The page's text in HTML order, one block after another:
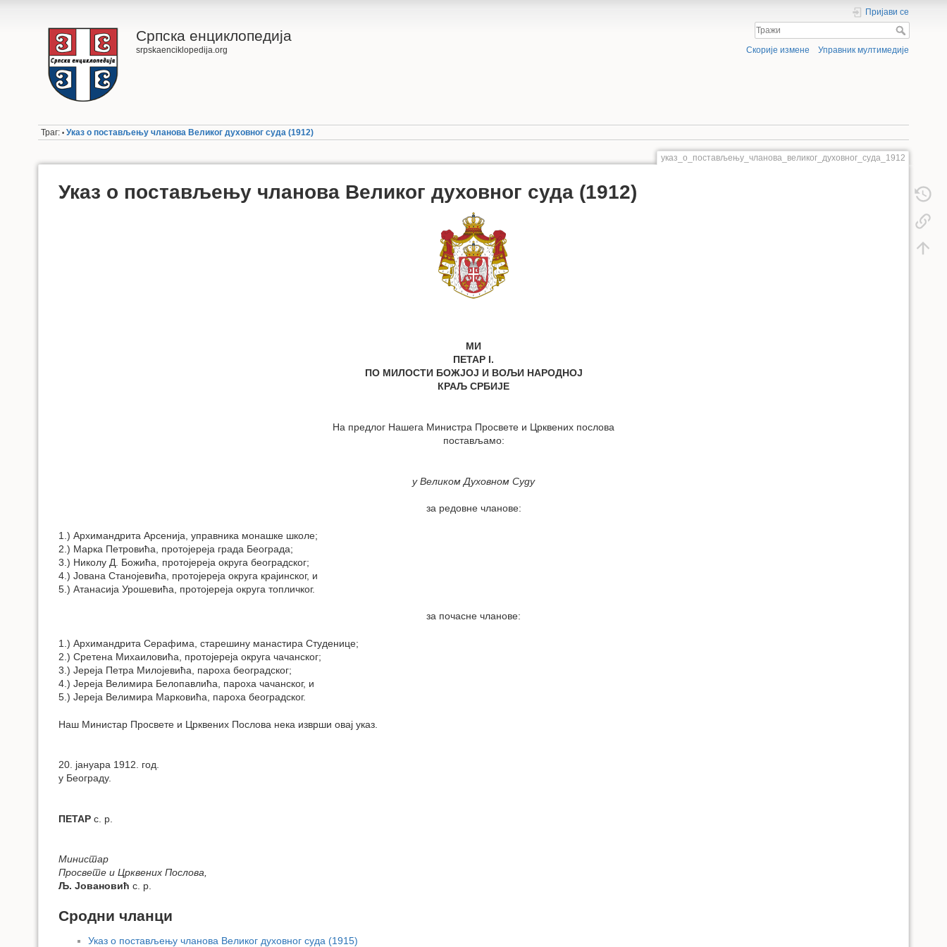
Српска енциклопедија
srpskaenciklopedija.org
Пријави се
Скорије измене Управник мултимедије
Траг: • Указ о постављењу чланова Великог духовног суда (1912)
указ_о_постављењу_чланова_великог_духовног_суда_1912
Указ о постављењу чланова Великог духовног суда (1912)
МИ
ПЕТАР I.
ПО МИЛОСТИ БОЖЈОЈ И ВОЉИ НАРОДНОЈ
КРАЉ СРБИЈЕ
На предлог Нашега Министра Просвете и Црквених послова
постављамо:
у Великом Духовном Суду
за редовне чланове:
1.) Архимандрита Арсенија, управника монашке школе;
2.) Марка Петровића, протојереја града Београда;
3.) Николу Д. Божића, протојереја округа београдског;
4.) Јована Станојевића, протојереја округа крајинског, и
5.) Атанасија Урошевића, протојереја округа топличког.
за почасне чланове:
1.) Архимандрита Серафима, старешину манастира Студенице;
2.) Сретена Михаиловића, протојереја округа чачанског;
3.) Јереја Петра Милојевића, пароха београдског;
4.) Јереја Велимира Белопавлића, пароха чачанског, и
5.) Јереја Велимира Марковића, пароха београдског.
Наш Министар Просвете и Црквених Послова нека изврши овај указ.
20. јануара 1912. год.
у Београду.
ПЕТАР с. р.
Министар
Просвете и Црквених Послова,
Љ. Јовановић с. р.
Сродни чланци
Указ о постављењу чланова Великог духовног суда (1915)